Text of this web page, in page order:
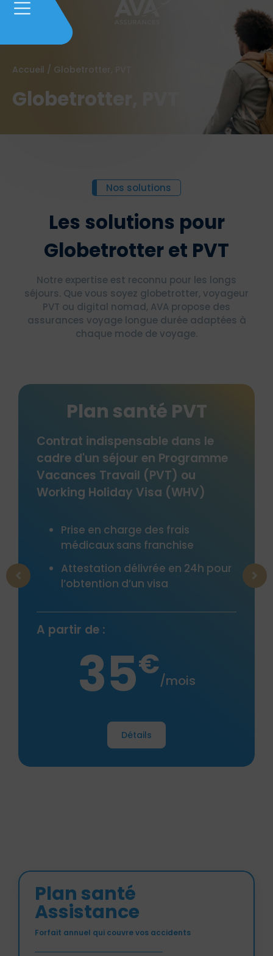
Accueil / Globetrotter, PVT
Globetrotter, PVT
Nos solutions
Les solutions pour
Globetrotter et PVT
Notre expertise est reconnu pour les longs
séjours. Que vous soyez globetrotter, voyageur
PVT ou digital nomad, AVA propose des
assurances voyage longue durée adaptées à
chaque mode de voyage.
Plan santé PVT
Contrat indispensable dans le
cadre d'un séjour en Programme
Vacances Travail (PVT) ou
Working Holiday Visa (WHV)
Prise en charge des frais
médicaux sans franchise
Attestation délivrée en 24h pour
l’obtention d’un visa
A partir de :
35€ /mois
Détails
Plan santé
Assistance
Forfait annuel qui couvre vos accidents